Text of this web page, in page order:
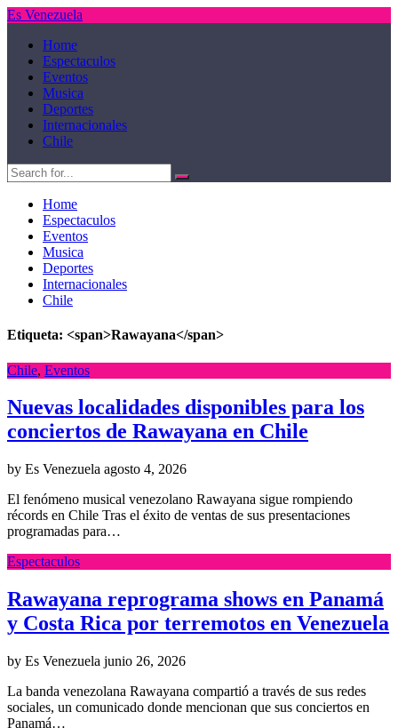
Es Venezuela
Home
Espectaculos
Eventos
Musica
Deportes
Internacionales
Chile
Home
Espectaculos
Eventos
Musica
Deportes
Internacionales
Chile
Etiqueta: <span>Rawayana</span>
Chile, Eventos
Nuevas localidades disponibles para los
conciertos de Rawayana en Chile
by Es Venezuela agosto 4, 2026
El fenómeno musical venezolano Rawayana sigue rompiendo
récords en Chile Tras el éxito de ventas de sus presentaciones
programadas para…
Espectaculos
Rawayana reprograma shows en Panamá
y Costa Rica por terremotos en Venezuela
by Es Venezuela junio 26, 2026
La banda venezolana Rawayana compartió a través de sus redes
sociales, un comunicado donde mencionan que sus conciertos en
Panamá…